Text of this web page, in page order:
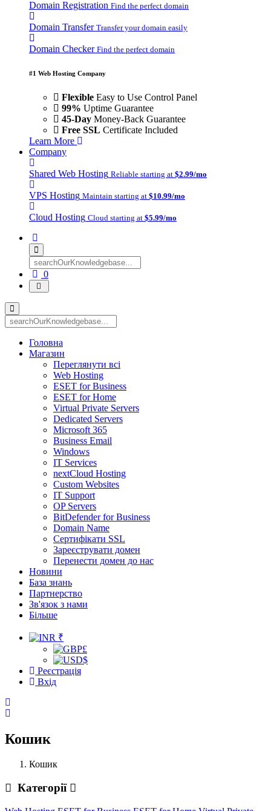
Domain Registration Find the perfect domain
Domain Transfer Transfer your domain easily
Domain Checker Find the perfect domain
#1 Web Hosting Company
Flexible Easy to Use Control Panel
99% Uptime Guarantee
45-Day Money-Back Guarantee
Free SSL Certificate Included
Learn More
Company
Shared Web Hosting Reliable starting at $2.99/mo
VPS Hosting Maintain starting at $10.99/mo
Cloud Hosting Cloud starting at $5.99/mo
0Кошик
Головна
Магазин
Переглянути всі
Web Hosting
ESET for Business
ESET for Home
Virtual Private Servers
Dedicated Servers
Microsoft 365
Business Email
Windows
IT Services
nextCloud Hosting
Custom Websites
IT Support
OP Servers
BitDefender for Business
Domain Name
Сертифікати SSL
Зареєструвати домен
Перенести домен до нас
Новини
База знань
Партнерство
Зв'язок з нами
Більше
₹
£
$
Реєстрація
Вхід
Кошик
Кошик
Категорії